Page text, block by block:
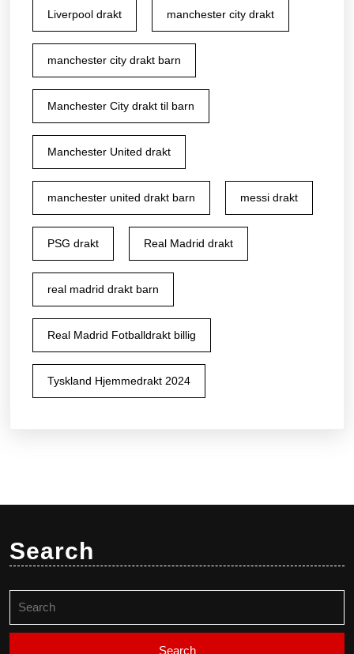
Liverpool drakt manchester city drakt
manchester city drakt barn
Manchester City drakt til barn
Manchester United drakt
manchester united drakt barn messi drakt
PSG drakt Real Madrid drakt
real madrid drakt barn
Real Madrid Fotballdrakt billig
Tyskland Hjemmedrakt 2024
Search
for: